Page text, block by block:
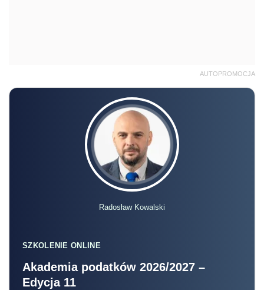
AUTOPROMOCJA
Radosław Kowalski
SZKOLENIE ONLINE
Akademia podatków 2026/2027 –
Edycja 11